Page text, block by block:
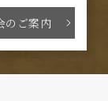
のご案内